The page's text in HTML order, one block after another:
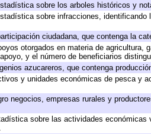
sobre los arboles históricos y
sobre infracciones,
ciudadana, que contenga la
otorgados en materia de agricultura,
y el número de beneficiarios
azucareros, que contenga
y unidades económicas de pesca y
negocios, empresas rurales y
sobre las actividades